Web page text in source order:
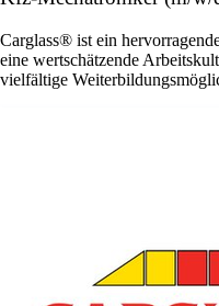
Carglass® ist ein
eine wertschätzende
vielfältige